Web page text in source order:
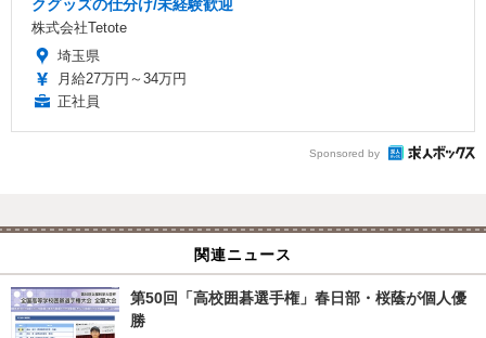
クグッズの仕分け/未経験歓迎
株式会社Tetote
埼玉県
月給27万円～34万円
正社員
Sponsored by
関連ニュース
第50回「高校囲碁選手権」春日部・桜蔭が個人優
勝